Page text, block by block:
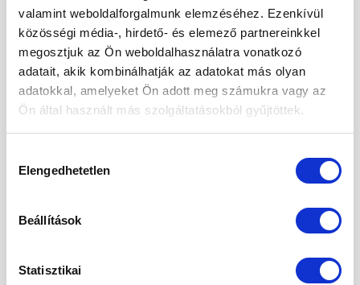
valamint weboldalforgalmunk elemzéséhez. Ezenkívül
közösségi média-, hirdető- és elemező partnereinkkel
megosztjuk az Ön weboldalhasználatra vonatkozó
adatait, akik kombinálhatják az adatokat más olyan
adatokkal, amelyeket Ön adott meg számukra vagy az
Ön által használt más szolgáltatásokból gyűjtöttek.
kiválasztása
Elengedhetetlen
Beállítások
Statisztikai
2025. november
2025. október
2025. szeptember
2025. március
2025. január